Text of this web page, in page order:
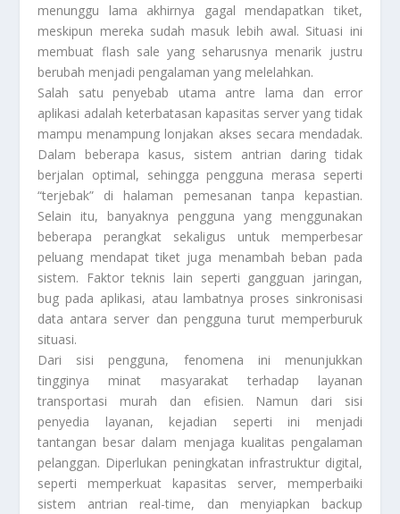
menunggu lama akhirnya gagal mendapatkan tiket,
meskipun mereka sudah masuk lebih awal. Situasi ini
membuat flash sale yang seharusnya menarik justru
berubah menjadi pengalaman yang melelahkan.
Salah satu penyebab utama antre lama dan error
aplikasi adalah keterbatasan kapasitas server yang tidak
mampu menampung lonjakan akses secara mendadak.
Dalam beberapa kasus, sistem antrian daring tidak
berjalan optimal, sehingga pengguna merasa seperti
“terjebak” di halaman pemesanan tanpa kepastian.
Selain itu, banyaknya pengguna yang menggunakan
beberapa perangkat sekaligus untuk memperbesar
peluang mendapat tiket juga menambah beban pada
sistem. Faktor teknis lain seperti gangguan jaringan,
bug pada aplikasi, atau lambatnya proses sinkronisasi
data antara server dan pengguna turut memperburuk
situasi.
Dari sisi pengguna, fenomena ini menunjukkan
tingginya minat masyarakat terhadap layanan
transportasi murah dan efisien. Namun dari sisi
penyedia layanan, kejadian seperti ini menjadi
tantangan besar dalam menjaga kualitas pengalaman
pelanggan. Diperlukan peningkatan infrastruktur digital,
seperti memperkuat kapasitas server, memperbaiki
sistem antrian real-time, dan menyiapkan backup